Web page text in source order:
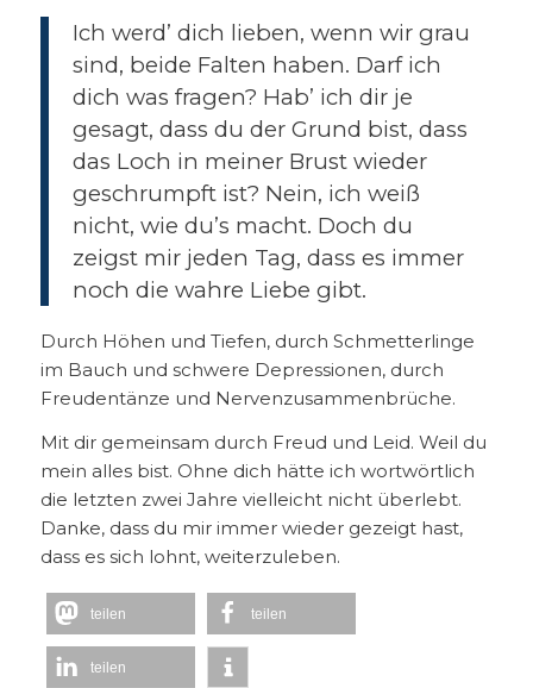
Ich werd’ dich lieben, wenn wir grau
sind, beide Falten haben. Darf ich
dich was fragen? Hab’ ich dir je
gesagt, dass du der Grund bist, dass
das Loch in meiner Brust wieder
geschrumpft ist? Nein, ich weiß
nicht, wie du’s macht. Doch du
zeigst mir jeden Tag, dass es immer
noch die wahre Liebe gibt.
Durch Höhen und Tiefen, durch Schmetterlinge
im Bauch und schwere Depressionen, durch
Freudentänze und Nervenzusammenbrüche.
Mit dir gemeinsam durch Freud und Leid. Weil du
mein alles bist. Ohne dich hätte ich wortwörtlich
die letzten zwei Jahre vielleicht nicht überlebt.
Danke, dass du mir immer wieder gezeigt hast,
dass es sich lohnt, weiterzuleben.
teilen teilen
teilen